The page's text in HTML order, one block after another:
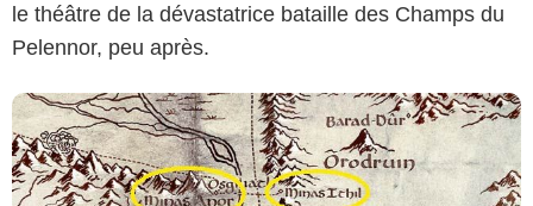
le théâtre de la dévastatrice bataille des Champs du
Pelennor, peu après.